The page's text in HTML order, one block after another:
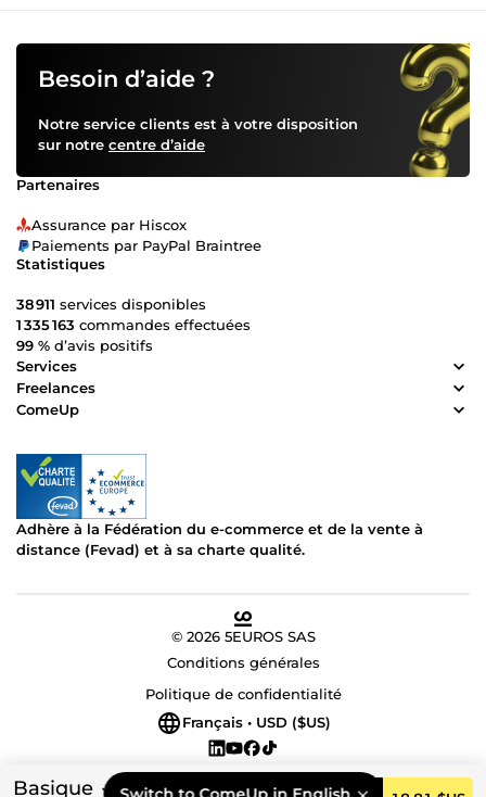
Basique
Besoin d’aide ?
Notre service clients est à votre disposition
sur notre centre d’aide
Partenaires
Assurance par Hiscox
Paiements par PayPal Braintree
Statistiques
38 911 services disponibles
1 335 163 commandes effectuées
99 % d’avis positifs
Services
Freelances
ComeUp
Adhère à la Fédération du e-commerce et de la vente à
distance (Fevad) et à sa charte qualité.
© 2026 5EUROS SAS
Conditions générales
Politique de confidentialité
Français • USD ($US)